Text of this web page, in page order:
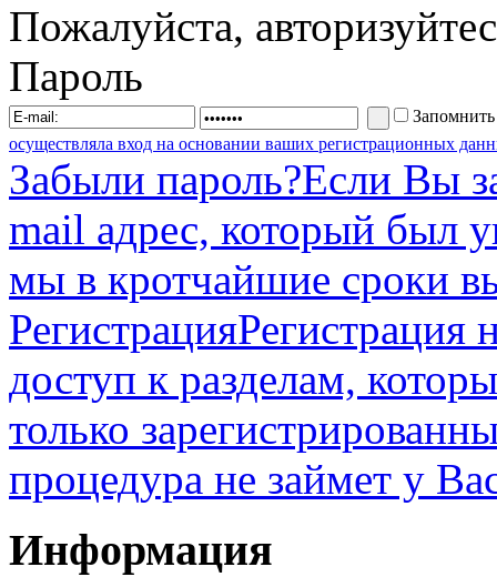
Пожалуйста,
Пароль
осуществляла вход на основании ваших регистрационных
Забыли пароль?Если Вы
mail адрес, который был
мы в кротчайшие сроки
РегистрацияРегистрация
доступ к разделам,
только
процедура не займет у
Информация